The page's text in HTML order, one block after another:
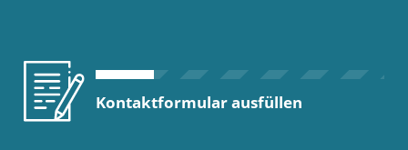
Kontaktformular ausfüllen